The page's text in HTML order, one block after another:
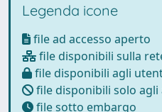
Legenda icone
file ad accesso aperto
file disponibili sulla
file disponibili agli
file disponibili solo
file sotto embargo